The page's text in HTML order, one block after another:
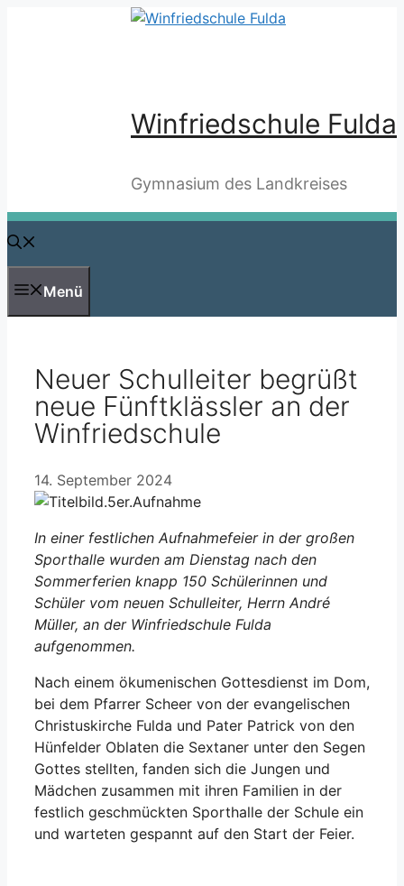
Winfriedschule Fulda
Gymnasium des Landkreises
Menü
Neuer Schulleiter begrüßt
neue Fünftklässler an der
Winfriedschule
14. September 2024
In einer festlichen Aufnahmefeier in der großen
Sporthalle wurden am Dienstag nach den
Sommerferien knapp 150 Schülerinnen und
Schüler vom neuen Schulleiter, Herrn André
Müller, an der Winfriedschule Fulda
aufgenommen.
Nach einem ökumenischen Gottesdienst im Dom,
bei dem Pfarrer Scheer von der evangelischen
Christuskirche Fulda und Pater Patrick von den
Hünfelder Oblaten die Sextaner unter den Segen
Gottes stellten, fanden sich die Jungen und
Mädchen zusammen mit ihren Familien in der
festlich geschmückten Sporthalle der Schule ein
und warteten gespannt auf den Start der Feier.